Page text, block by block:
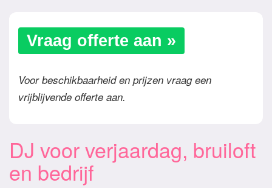
Vraag offerte aan »
Voor beschikbaarheid en prijzen vraag een
vrijblijvende offerte aan.
DJ voor verjaardag, bruiloft
en bedrijf